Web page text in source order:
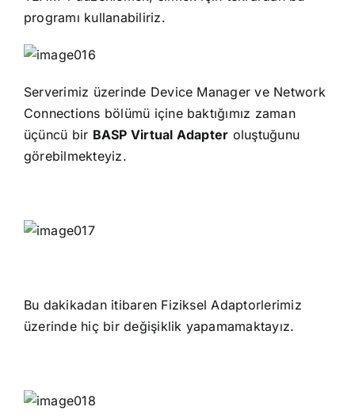
programı kullanabiliriz.
Serverimiz üzerinde Device Manager ve Network
Connections bölümü içine baktığımız zaman
üçüncü bir BASP Virtual Adapter oluştuğunu
görebilmekteyiz.
Bu dakikadan itibaren Fiziksel Adaptorlerimiz
üzerinde hiç bir değişiklik yapamamaktayız.